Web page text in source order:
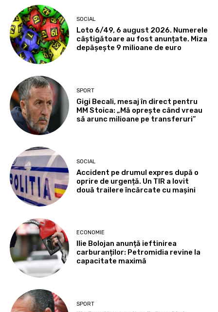
SOCIAL
Loto 6/49, 6 august 2026. Numerele
câștigătoare au fost anunțate. Miza
depășește 9 milioane de euro
SPORT
Gigi Becali, mesaj în direct pentru
MM Stoica: „Mă oprește când vreau
să arunc milioane pe transferuri”
SOCIAL
Accident pe drumul expres după o
oprire de urgență. Un TIR a lovit
două trailere încărcate cu mașini
ECONOMIE
Ilie Bolojan anunță ieftinirea
carburanților: Petromidia revine la
capacitate maximă
SPORT